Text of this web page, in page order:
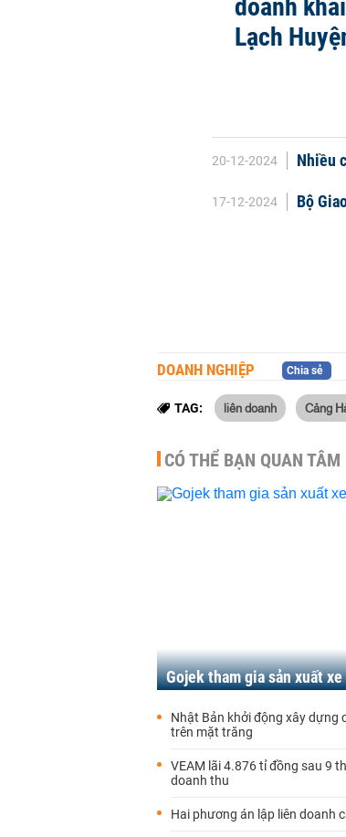
doanh
Lạch
20-12-2024 Nhiều
17-12-2024 Bộ
DOANH NGHIỆP Chia sẻ
TAG: liên doanh Cảng
CÓ THỂ BẠN QUAN TÂM
Gojek tham gia sản xuất
Nhật Bản khởi động xây dựng
trên mặt trăng
VEAM lãi 4.876 tỉ đồng sau 9
doanh thu
Hai phương án lập liên doanh